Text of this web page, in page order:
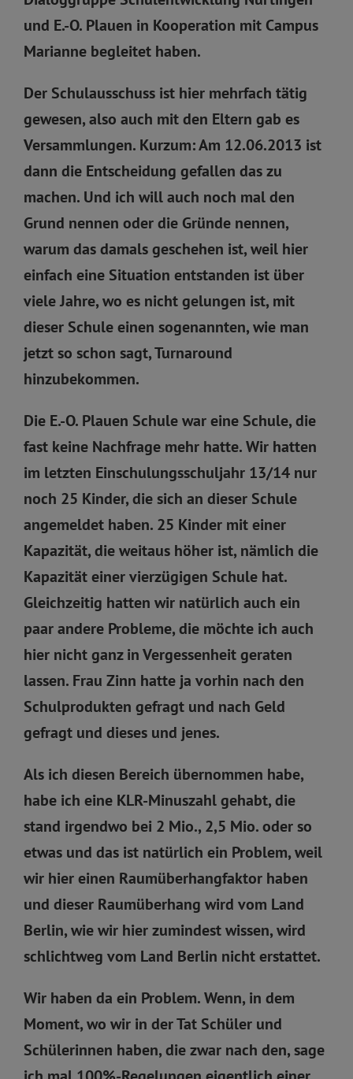
und E.-O. Plauen in Kooperation mit Campus
Marianne begleitet haben.
Der Schulausschuss ist hier mehrfach tätig
gewesen, also auch mit den Eltern gab es
Versammlungen. Kurzum: Am 12.06.2013 ist
dann die Entscheidung gefallen das zu
machen. Und ich will auch noch mal den
Grund nennen oder die Gründe nennen,
warum das damals geschehen ist, weil hier
einfach eine Situation entstanden ist über
viele Jahre, wo es nicht gelungen ist, mit
dieser Schule einen sogenannten, wie man
jetzt so schon sagt, Turnaround
hinzubekommen.
Die E.-O. Plauen Schule war eine Schule, die
fast keine Nachfrage mehr hatte. Wir hatten
im letzten Einschulungsschuljahr 13/14 nur
noch 25 Kinder, die sich an dieser Schule
angemeldet haben. 25 Kinder mit einer
Kapazität, die weitaus höher ist, nämlich die
Kapazität einer vierzügigen Schule hat.
Gleichzeitig hatten wir natürlich auch ein
paar andere Probleme, die möchte ich auch
hier nicht ganz in Vergessenheit geraten
lassen. Frau Zinn hatte ja vorhin nach den
Schulprodukten gefragt und nach Geld
gefragt und dieses und jenes.
Als ich diesen Bereich übernommen habe,
habe ich eine KLR-Minuszahl gehabt, die
stand irgendwo bei 2 Mio., 2,5 Mio. oder so
etwas und das ist natürlich ein Problem, weil
wir hier einen Raumüberhangfaktor haben
und dieser Raumüberhang wird vom Land
Berlin, wie wir hier zumindest wissen, wird
schlichtweg vom Land Berlin nicht erstattet.
Wir haben da ein Problem. Wenn, in dem
Moment, wo wir in der Tat Schüler und
Schülerinnen haben, die zwar nach den, sage